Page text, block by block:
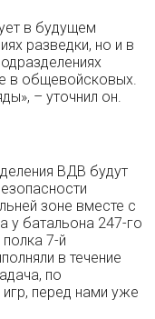
в будущем
разведки, но и в
в общевойсковых.
– уточнил он.
ВДВ будут
зоне вместе с
у батальона 247-го
7-й
в течение
по
перед нами уже